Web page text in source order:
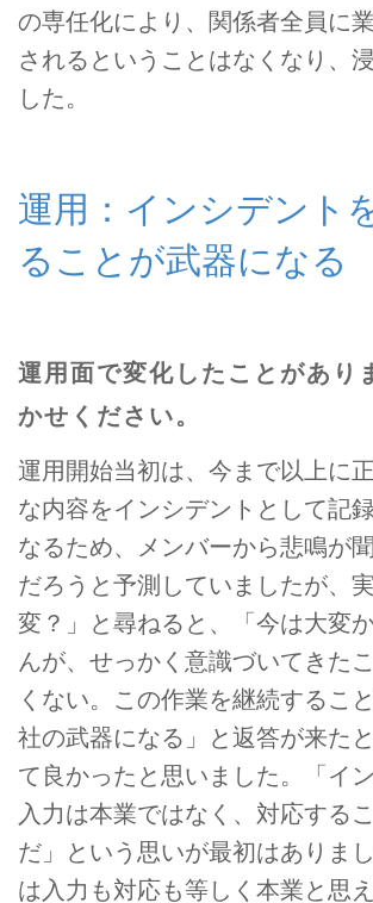
の専任化により、関係者全員に
されるということはなくなり、
した。
運用：インシデント
ることが武器になる
運用面で変化したことがあり
かせください。
運用開始当初は、今まで以上に
な内容をインシデントとして記
なるため、メンバーから悲鳴が
だろうと予測していましたが、
変？」と尋ねると、「今は大変
んが、せっかく意識づいてきた
くない。この作業を継続するこ
社の武器になる」と返答が来た
て良かったと思いました。「イ
入力は本業ではなく、対応する
だ」という思いが最初はありま
は入力も対応も等しく本業と思